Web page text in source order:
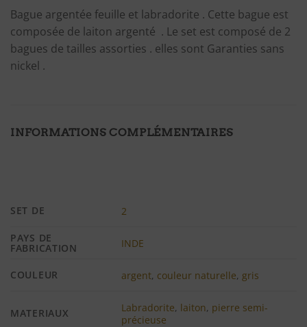
Bague argentée feuille et labradorite . Cette bague est
composée de laiton argenté . Le set est composé de 2
bagues de tailles assorties . elles sont Garanties sans
nickel .
INFORMATIONS COMPLÉMENTAIRES
SET DE 2
PAYS DE
FABRICATION INDE
COULEUR argent, couleur naturelle, gris
MATERIAUX Labradorite, laiton, pierre semi-
précieuse